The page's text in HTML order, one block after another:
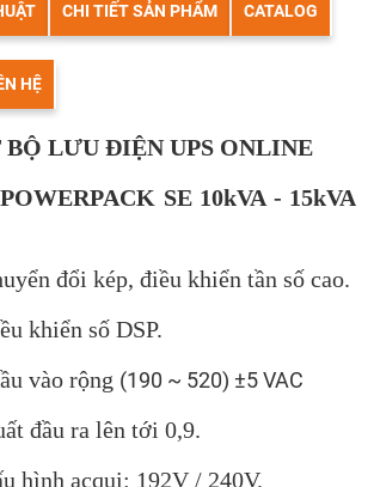
CHI TIẾT SẢN PHẨM CATALOG
HỆ
BỘ LƯU ĐIỆN UPS ONLINE
POWERPACK SE 10kVA - 15kVA
đổi kép, điều khiển tần số cao.
khiển số DSP.
vào rộng (190 ~ 520) ±5 VAC
đầu ra lên tới 0,9.
hình acqui: 192V / 240V.